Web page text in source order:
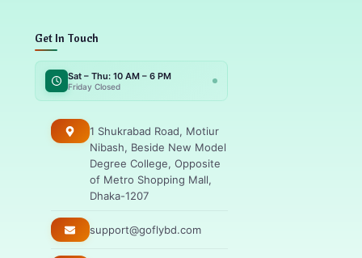
Get In Touch
Sat – Thu: 10 AM – 6 PM
Friday Closed
1 Shukrabad Road, Motiur
Nibash, Beside New Model
Degree College, Opposite
of Metro Shopping Mall,
Dhaka-1207
support@goflybd.com